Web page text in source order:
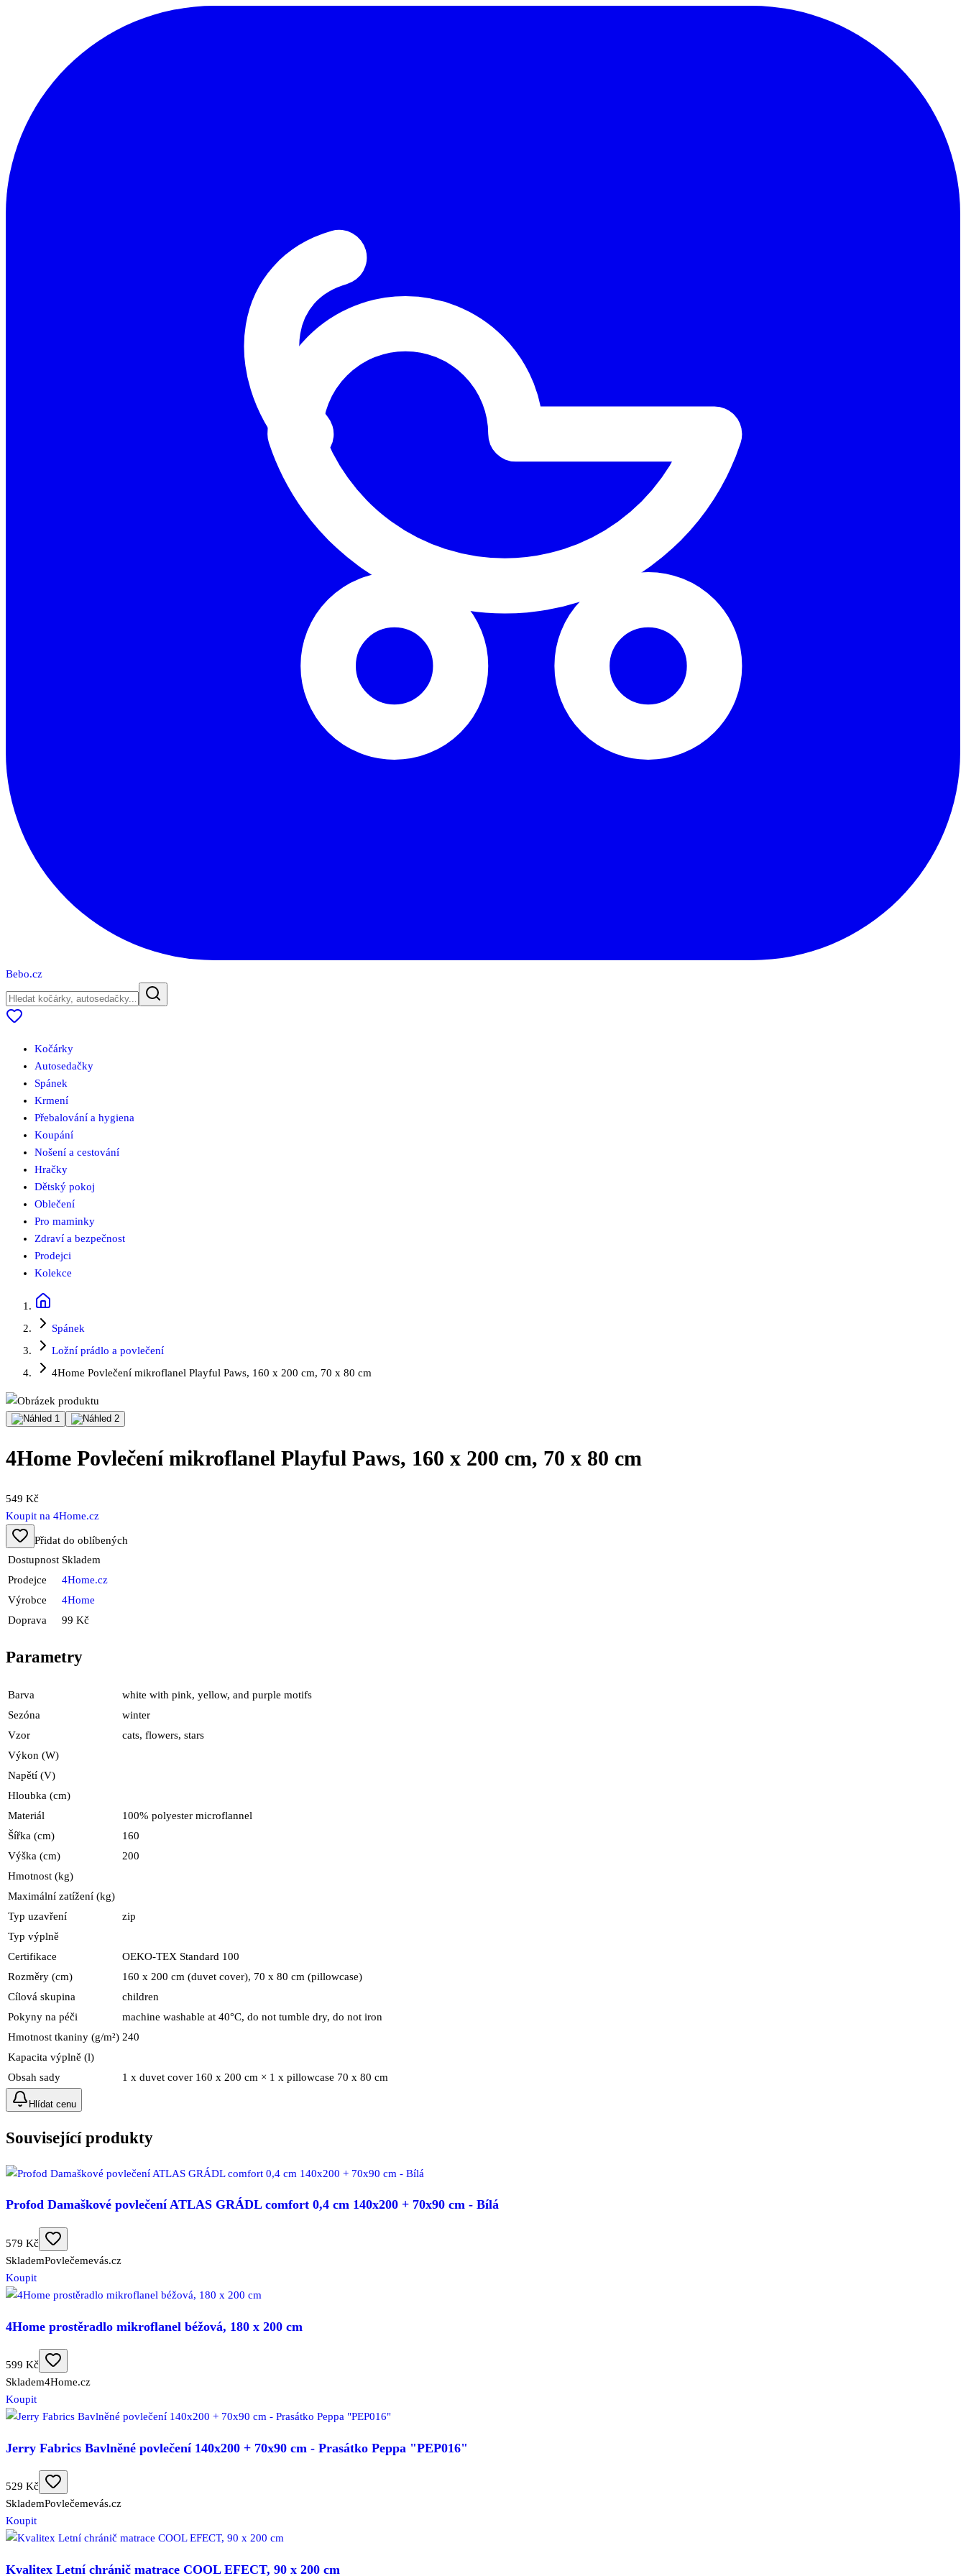
Bebo.cz
Kočárky
Autosedačky
Spánek
Krmení
Přebalování a hygiena
Koupání
Nošení a cestování
Hračky
Dětský pokoj
Oblečení
Pro maminky
Zdraví a bezpečnost
Prodejci
Kolekce
Spánek
Ložní prádlo a povlečení
4Home Povlečení mikroflanel Playful Paws, 160 x 200 cm, 70 x 80 cm
4Home Povlečení mikroflanel Playful Paws, 160 x 200 cm, 70 x 80 cm
549 Kč
Koupit na 4Home.cz
Přidat do oblíbených
Dostupnost Skladem
Prodejce
4Home.cz
Výrobce
4Home
Doprava
99 Kč
Parametry
Barva
white with pink, yellow, and purple motifs
Sezóna
winter
Vzor
cats, flowers, stars
Výkon (W)
Napětí (V)
Hloubka (cm)
Materiál
100% polyester microflannel
Šířka (cm)
160
Výška (cm)
200
Hmotnost (kg)
Maximální zatížení (kg)
Typ uzavření
zip
Typ výplně
Certifikace
OEKO-TEX Standard 100
Rozměry (cm)
160 x 200 cm (duvet cover), 70 x 80 cm (pillowcase)
Cílová skupina
children
Pokyny na péči
machine washable at 40°C, do not tumble dry, do not iron
Hmotnost tkaniny (g/m²) 240
Kapacita výplně (l)
Obsah sady
1 x duvet cover 160 x 200 cm × 1 x pillowcase 70 x 80 cm
Hlídat cenu
Související produkty
Profod Damaškové povlečení ATLAS GRÁDL comfort 0,4 cm 140x200 + 70x90 cm - Bílá
579 Kč
SklademPovlečemevás.cz
Koupit
4Home prostěradlo mikroflanel béžová, 180 x 200 cm
599 Kč
Skladem4Home.cz
Koupit
Jerry Fabrics Bavlněné povlečení 140x200 + 70x90 cm - Prasátko Peppa "PEP016"
529 Kč
SklademPovlečemevás.cz
Koupit
Kvalitex Letní chránič matrace COOL EFECT, 90 x 200 cm